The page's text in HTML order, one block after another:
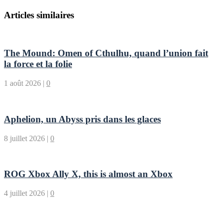
Articles similaires
The Mound: Omen of Cthulhu, quand l’union fait
la force et la folie
1 août 2026 | 0
Aphelion, un Abyss pris dans les glaces
8 juillet 2026 | 0
ROG Xbox Ally X, this is almost an Xbox
4 juillet 2026 | 0